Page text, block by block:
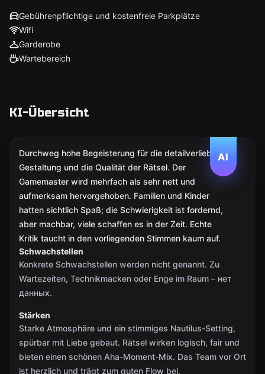
Gebührenpflichtige und kostenfreie Parkplätze
Wifi
Garderobe
Wartebereich
KI-Übersicht
AI
Durchweg hohe Begeisterung für die detailverliebte
Gestaltung und die Qualität der Rätsel. Der
Gamemaster wird mehrfach als sehr nett und
aufmerksam hervorgehoben. Familien und Kinder
hatten sichtlich Spaß; die Schwierigkeit ist fordernd,
aber machbar, viele schaffen es in der Zeit. Echte
Kritik taucht in den vorliegenden Stimmen kaum auf.
Schwachstellen
Konkrete Schwachstellen werden nicht genannt. Zu
Wartezeiten, Technikmacken oder Enge im Raum – нет
данных.
Stärken
Starke Atmosphäre und ein stimmiges Nautilus-Setting,
spürbar mit Liebe gebaut. Rätsel wirken logisch, fair und
bieten einen schönen Aha-Moment-Mix. Das Team vor Ort
ist herzlich und trägt zum guten Flow bei.